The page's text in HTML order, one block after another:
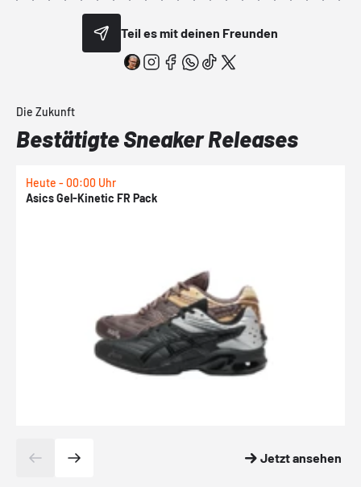
Teil es mit deinen Freunden
Die Zukunft
Bestätigte Sneaker Releases
Heute - 00:00 Uhr
Asics Gel-Kinetic FR Pack
Jetzt ansehen